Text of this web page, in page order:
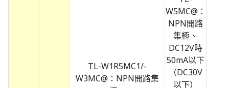
TL-W1R5MC1/-
W3MC@：NPN開路集
W5MC@：
NPN開路
集極、
DC12V時
50mA以下
（DC30V
以下）